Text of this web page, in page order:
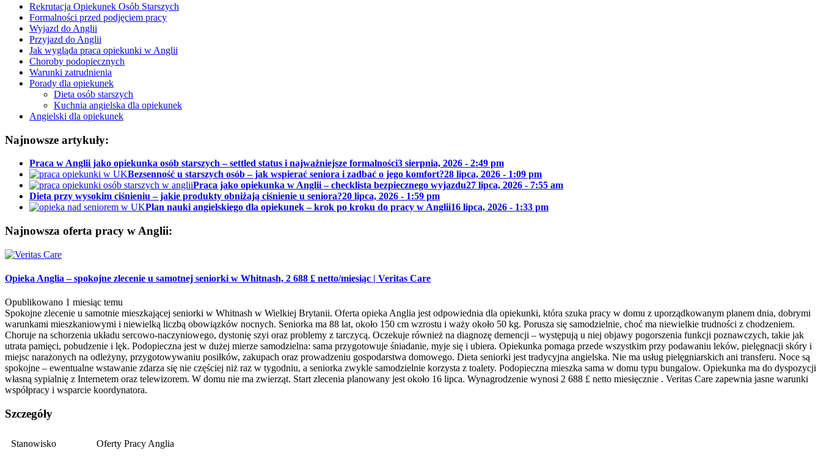
Rekrutacja Opiekunek Osób Starszych
Formalności przed podjęciem pracy
Wyjazd do Anglii
Przyjazd do Anglii
Jak wygląda praca opiekunki w Anglii
Choroby podopiecznych
Warunki zatrudnienia
Porady dla opiekunek
Dieta osób starszych
Kuchnia angielska dla opiekunek
Angielski dla opiekunek
Najnowsze artykuły:
Praca w Anglii jako opiekunka osób starszych – settled status i najważniejsze formalności3 sierpnia, 2026 - 2:49 pm
Bezsenność u starszych osób – jak wspierać seniora i zadbać o jego komfort?28 lipca, 2026 - 1:09 pm
Praca jako opiekunka w Anglii – checklista bezpiecznego wyjazdu27 lipca, 2026 - 7:55 am
Dieta przy wysokim ciśnieniu – jakie produkty obniżają ciśnienie u seniora?20 lipca, 2026 - 1:59 pm
Plan nauki angielskiego dla opiekunek – krok po kroku do pracy w Anglii16 lipca, 2026 - 1:33 pm
Najnowsza oferta pracy w Anglii:
Opieka Anglia – spokojne zlecenie u samotnej seniorki w Whitnash, 2 688 £ netto/miesiąc | Veritas Care
Opublikowano 1 miesiąc temu
Spokojne zlecenie u samotnie mieszkającej seniorki w Whitnash w Wielkiej Brytanii. Oferta opieka Anglia jest odpowiednia dla opiekunki, która szuka pracy w domu z uporządkowanym planem dnia, dobrymi
warunkami mieszkaniowymi i niewielką liczbą obowiązków nocnych. Seniorka ma 88 lat, około 150 cm wzrostu i waży około 50 kg. Porusza się samodzielnie, choć ma niewielkie trudności z chodzeniem.
Choruje na schorzenia układu sercowo-naczyniowego, dystonię szyi oraz problemy z tarczycą. Oczekuje również na diagnozę demencji – występują u niej objawy pogorszenia funkcji poznawczych, takie jak
utrata pamięci, pobudzenie i lęk. Podopieczna jest w dużej mierze samodzielna: sama przygotowuje śniadanie, myje się i ubiera. Opiekunka pomaga przede wszystkim przy podawaniu leków, pielęgnacji skóry i
miejsc narażonych na odleżyny, przygotowywaniu posiłków, zakupach oraz prowadzeniu gospodarstwa domowego. Dieta seniorki jest tradycyjna angielska. Nie ma usług pielęgniarskich ani transferu. Noce są
spokojne – ewentualne wstawanie zdarza się nie częściej niż raz w tygodniu, a seniorka zwykle samodzielnie korzysta z toalety. Podopieczna mieszka sama w domu typu bungalow. Opiekunka ma do dyspozycji
własną sypialnię z Internetem oraz telewizorem. W domu nie ma zwierząt. Start zlecenia planowany jest około 16 lipca. Wynagrodzenie wynosi 2 688 £ netto miesięcznie . Veritas Care zapewnia jasne warunki
współpracy i wsparcie koordynatora.
Szczegóły
Stanowisko Oferty Pracy Anglia